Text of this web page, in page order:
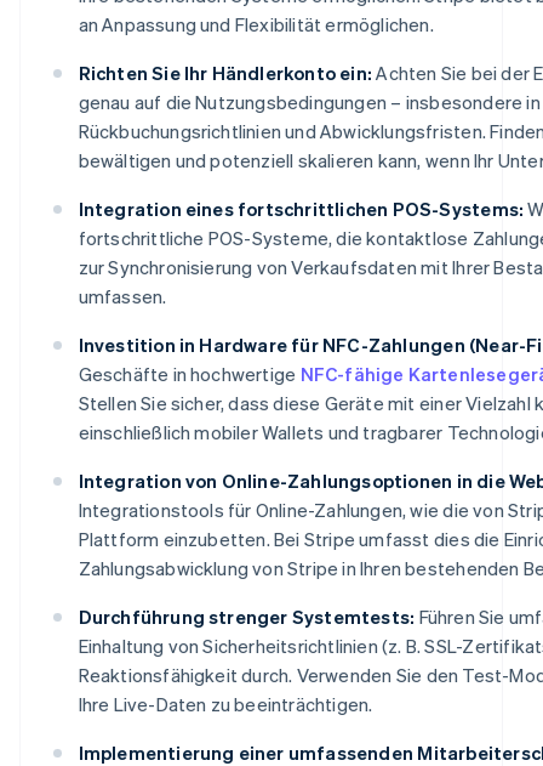
an Anpassung und Flexibilität ermöglichen.
Richten Sie Ihr Händlerkonto ein: Achten Sie bei der
genau auf die Nutzungsbedingungen – insbesondere
Rückbuchungsrichtlinien und Abwicklungsfristen.
bewältigen und potenziell skalieren kann, wenn Ihr
Integration eines fortschrittlichen POS-Systems:
fortschrittliche POS-Systeme, die kontaktlose
zur Synchronisierung von Verkaufsdaten mit Ihrer
umfassen.
Investition in Hardware für NFC-Zahlungen (Near-
Geschäfte in hochwertige NFC-fähige
Stellen Sie sicher, dass diese Geräte mit einer
einschließlich mobiler Wallets und tragbarer
Integration von Online-Zahlungsoptionen in die
Integrationstools für Online-Zahlungen, wie die von
Plattform einzubetten. Bei Stripe umfasst dies die
Zahlungsabwicklung von Stripe in Ihren bestehenden
Durchführung strenger Systemtests: Führen Sie
Einhaltung von Sicherheitsrichtlinien (z. B. SSL-
Reaktionsfähigkeit durch. Verwenden Sie den Test-
Ihre Live-Daten zu beeinträchtigen.
Implementierung einer umfassenden